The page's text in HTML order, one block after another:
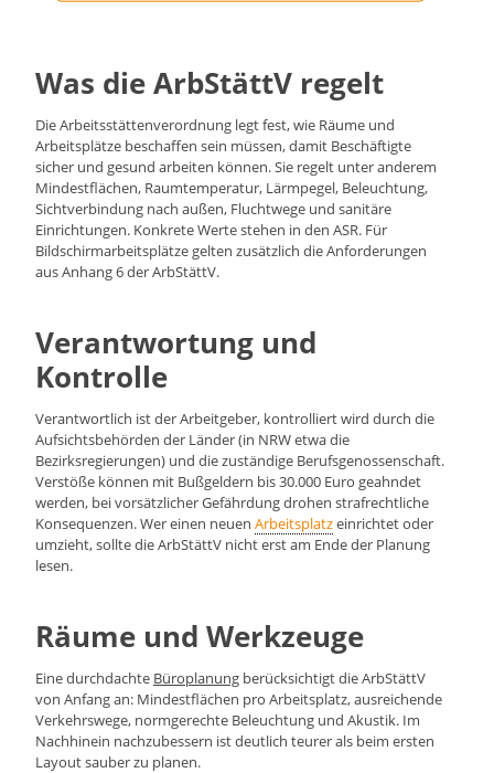
Was die ArbStättV regelt
Die Arbeitsstättenverordnung legt fest, wie Räume und
Arbeitsplätze beschaffen sein müssen, damit Beschäftigte
sicher und gesund arbeiten können. Sie regelt unter anderem
Mindestflächen, Raumtemperatur, Lärmpegel, Beleuchtung,
Sichtverbindung nach außen, Fluchtwege und sanitäre
Einrichtungen. Konkrete Werte stehen in den ASR. Für
Bildschirmarbeitsplätze gelten zusätzlich die Anforderungen
aus Anhang 6 der ArbStättV.
Verantwortung und
Kontrolle
Verantwortlich ist der Arbeitgeber, kontrolliert wird durch die
Aufsichtsbehörden der Länder (in NRW etwa die
Bezirksregierungen) und die zuständige Berufsgenossenschaft.
Verstöße können mit Bußgeldern bis 30.000 Euro geahndet
werden, bei vorsätzlicher Gefährdung drohen strafrechtliche
Konsequenzen. Wer einen neuen Arbeitsplatzeinrichtet oder
umzieht, sollte die ArbStättV nicht erst am Ende der Planung
lesen.
Räume und Werkzeuge
Eine durchdachte Büroplanung berücksichtigt die ArbStättV
von Anfang an: Mindestflächen pro Arbeitsplatz, ausreichende
Verkehrswege, normgerechte Beleuchtung und Akustik. Im
Nachhinein nachzubessern ist deutlich teurer als beim ersten
Layout sauber zu planen.